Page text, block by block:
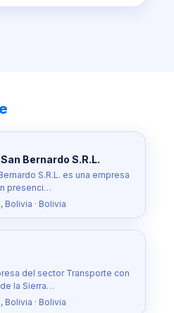
Bernardo S.R.L.
S.R.L. es una empresa
presenci…
Bolivia · Bolivia
del sector Transporte con
la Sierra…
Bolivia · Bolivia